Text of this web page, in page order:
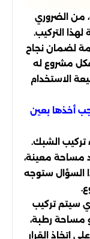
من الضروري
لهذا التركيب.
لضمان نجاح
مشروع له
الاستخدام
أخذها بعين
تركيب الشبك.
مساحة معينة،
السؤال ستوجه
سيتم تركيب
مساحة رطبة،
اتخاذ القرار